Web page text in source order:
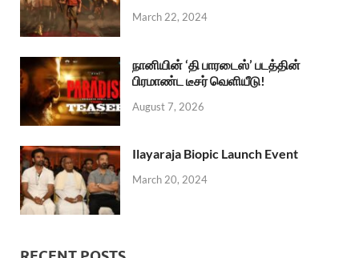
March 22, 2024
நானியின் ‘தி பாரடைஸ்’ படத்தின்
பிரமாண்ட டீசர் வெளியீடு!
August 7, 2026
Ilayaraja Biopic Launch Event
March 20, 2024